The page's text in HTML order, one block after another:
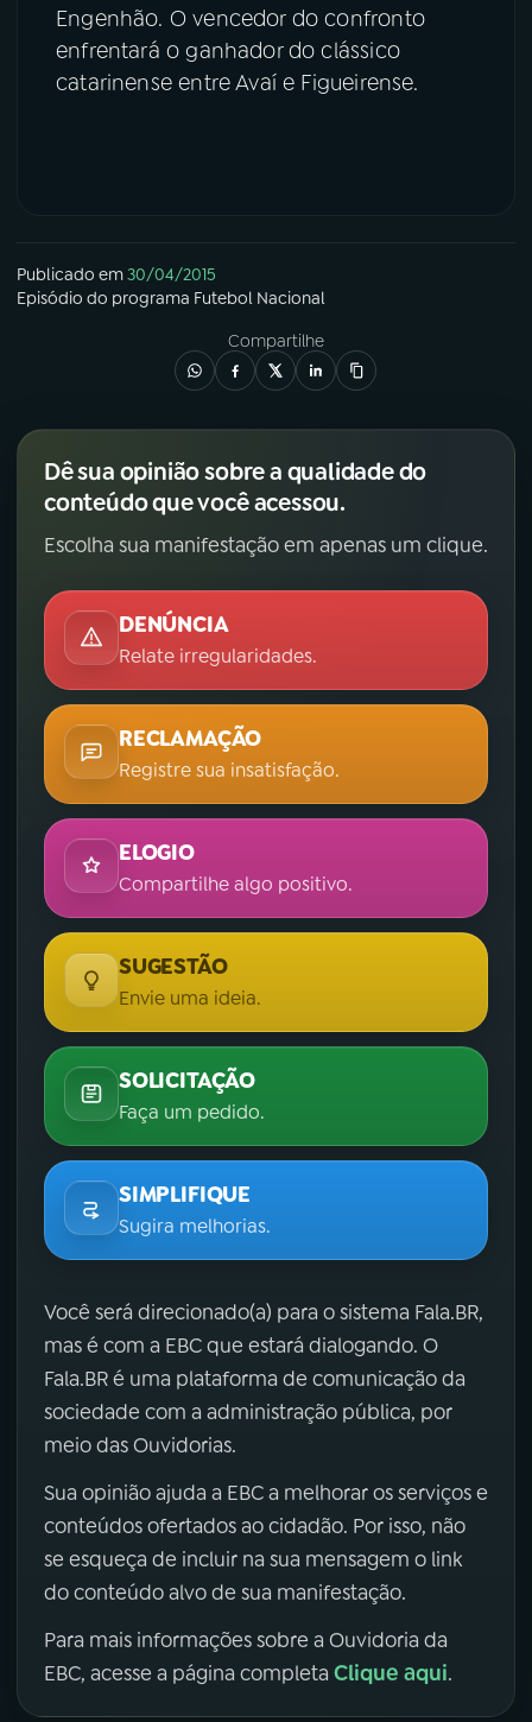
Engenhão. O vencedor do confronto
enfrentará o ganhador do clássico
catarinense entre Avaí e Figueirense.
Publicado em30/04/2015
Episódio do programa Futebol Nacional
Compartilhe
Dê sua opinião sobre a qualidade do
conteúdo que você acessou.
Escolha sua manifestação em apenas um clique.
DENÚNCIA
Relate irregularidades.
RECLAMAÇÃO
Registre sua insatisfação.
ELOGIO
Compartilhe algo positivo.
SUGESTÃO
Envie uma ideia.
SOLICITAÇÃO
Faça um pedido.
SIMPLIFIQUE
Sugira melhorias.
Você será direcionado(a) para o sistema Fala.BR,
mas é com a EBC que estará dialogando. O
Fala.BR é uma plataforma de comunicação da
sociedade com a administração pública, por
meio das Ouvidorias.
Sua opinião ajuda a EBC a melhorar os serviços e
conteúdos ofertados ao cidadão. Por isso, não
se esqueça de incluir na sua mensagem o link
do conteúdo alvo de sua manifestação.
Para mais informações sobre a Ouvidoria da
EBC, acesse a página completa Clique aqui.